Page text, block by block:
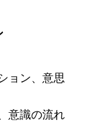
ョン、意思
意識の流れ